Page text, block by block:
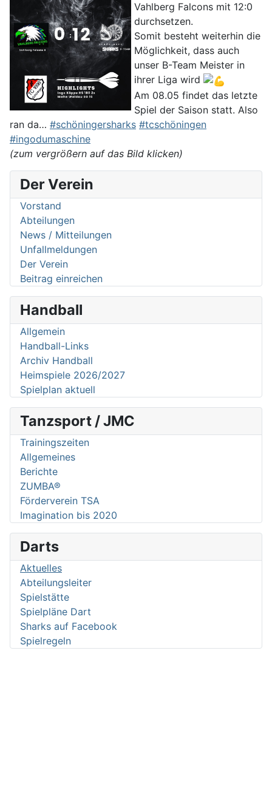
Der Verein
Vorstand
Abteilungen
News / Mitteilungen
Unfallmeldungen
Der Verein
Beitrag einreichen
Handball
Allgemein
Handball-Links
Archiv Handball
Heimspiele 2026/2027
Spielplan aktuell
Tanzsport / JMC
Trainingszeiten
Allgemeines
Berichte
ZUMBA®
Förderverein TSA
Imagination bis 2020
Darts
Aktuelles
Abteilungsleiter
Spielstätte
Spielpläne Dart
Sharks auf Facebook
Spielregeln
Vahlberg Falcons mit 12:0
durchsetzen.
Somit besteht weiterhin die
Möglichkeit, dass auch
unser B-Team Meister in
ihrer Liga wird
Am 08.05 findet das letzte
Spiel der Saison statt. Also
ran da… #schöningersharks #tcschöningen
#ingodumaschine
(zum vergrößern auf das Bild klicken)